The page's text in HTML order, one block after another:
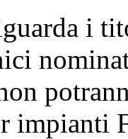
i
impianti